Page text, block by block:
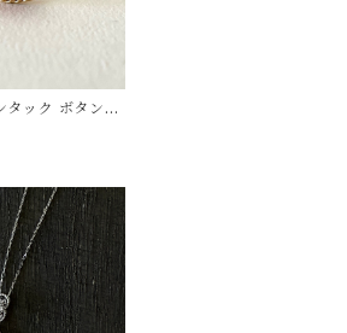
ック ボタンチ